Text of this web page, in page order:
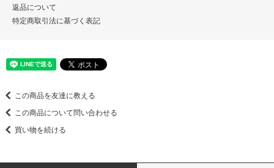
返品について
特定商取引法に基づく表記
この商品を友達に教える
この商品について問い合わせる
買い物を続ける